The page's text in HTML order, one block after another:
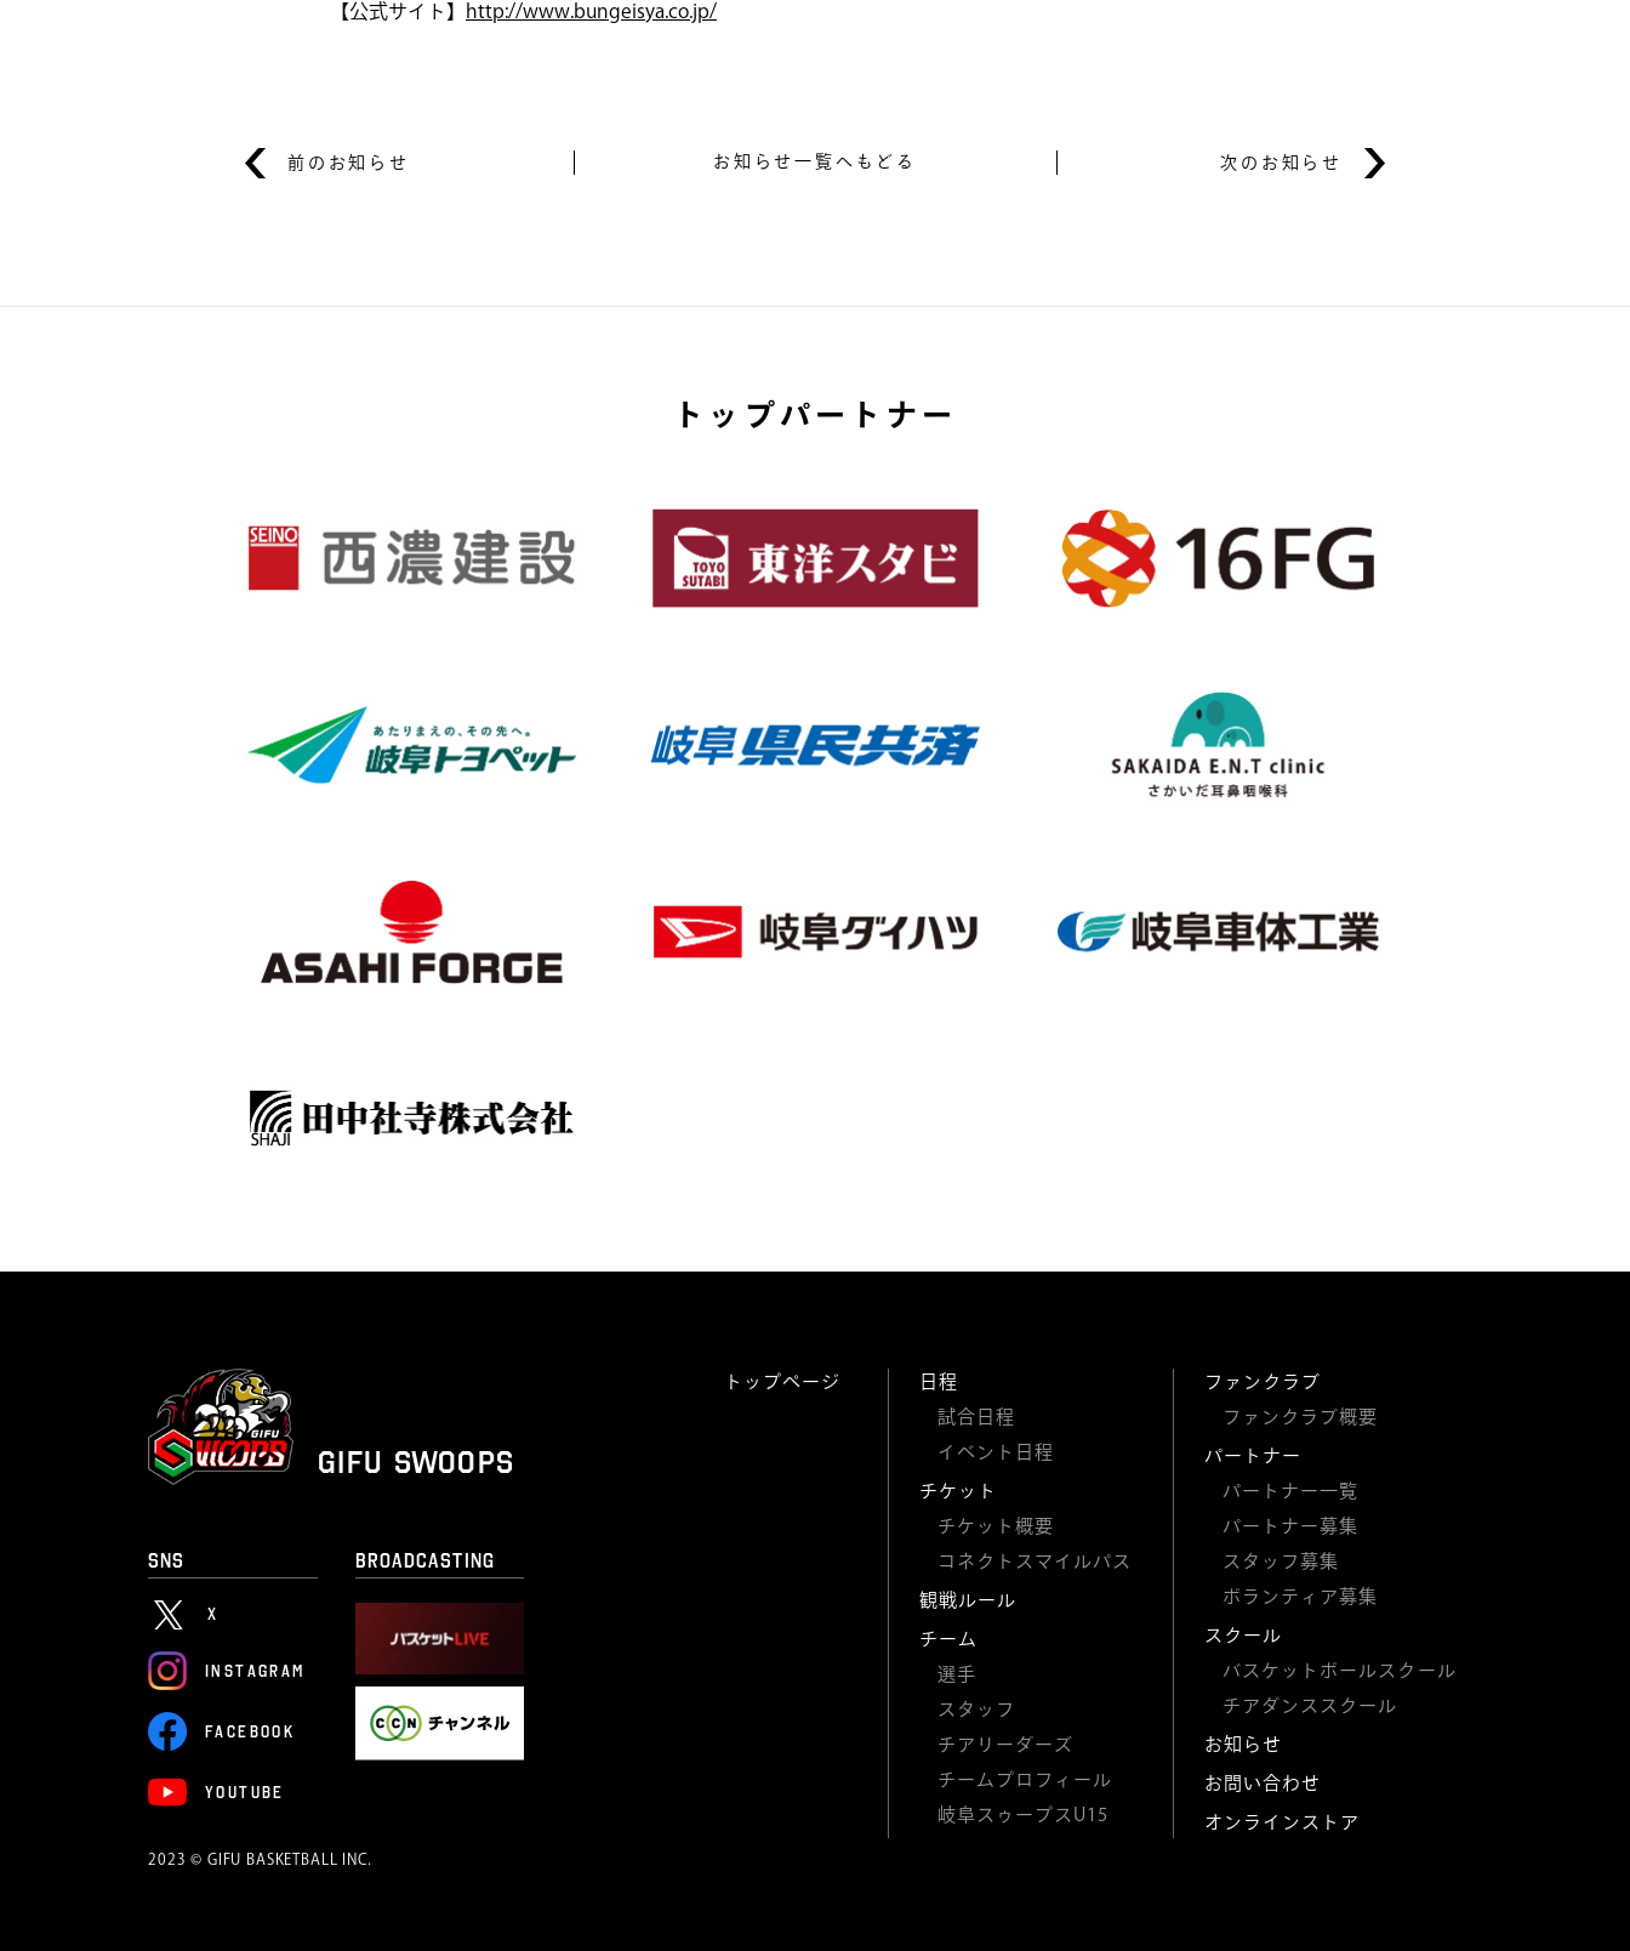
【公式サイト】 http://www.bungeisya.co.jp/
前のお知らせ お知らせ一覧へもどる 次のお知らせ
トップパートナー
GIFU SWOOPS
SNS
X
IN ST AGR AM
FA CE BOO K
YO UT UBE
BROADCASTING
2023 © GIFU BASKETBALL INC.
トップページ
日程
試合日程
イベント日程
チケット
チケット概要
コネクトスマイルパス
観戦ルール
チーム
選手
スタッフ
チアリーダーズ
チームプロフィール
岐阜スゥープスU15
ファンクラブ
ファンクラブ概要
パートナー
パートナー一覧
パートナー募集
スタッフ募集
ボランティア募集
スクール
バスケットボールスクール
チアダンススクール
お知らせ
お問い合わせ
オンラインストア